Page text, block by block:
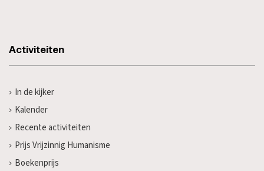
Activiteiten
In de kijker
Kalender
Recente activiteiten
Prijs Vrijzinnig Humanisme
Boekenprijs